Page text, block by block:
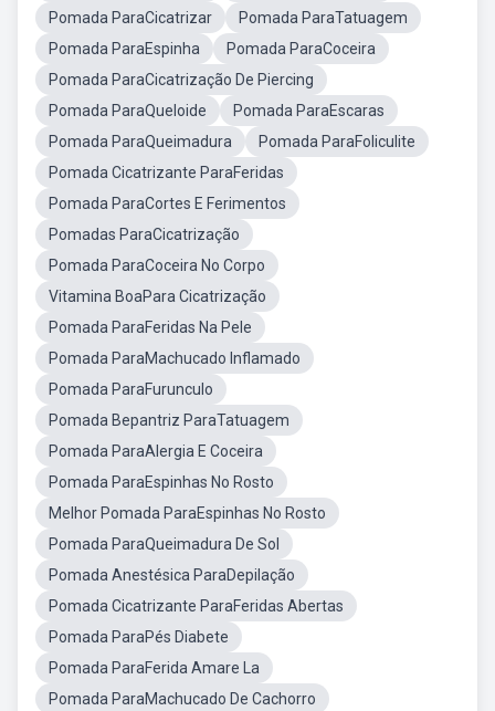
Pomada ParaCicatrizar
Pomada ParaTatuagem
Pomada ParaEspinha
Pomada ParaCoceira
Pomada ParaCicatrização De Piercing
Pomada ParaQueloide
Pomada ParaEscaras
Pomada ParaQueimadura
Pomada ParaFoliculite
Pomada Cicatrizante ParaFeridas
Pomada ParaCortes E Ferimentos
Pomadas ParaCicatrização
Pomada ParaCoceira No Corpo
Vitamina BoaPara Cicatrização
Pomada ParaFeridas Na Pele
Pomada ParaMachucado Inflamado
Pomada ParaFurunculo
Pomada Bepantriz ParaTatuagem
Pomada ParaAlergia E Coceira
Pomada ParaEspinhas No Rosto
Melhor Pomada ParaEspinhas No Rosto
Pomada ParaQueimadura De Sol
Pomada Anestésica ParaDepilação
Pomada Cicatrizante ParaFeridas Abertas
Pomada ParaPés Diabete
Pomada ParaFerida Amare La
Pomada ParaMachucado De Cachorro